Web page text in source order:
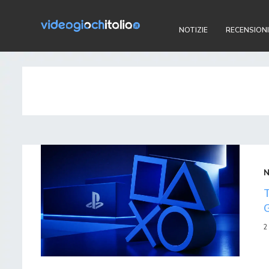
NOTIZIE RECENSIONI